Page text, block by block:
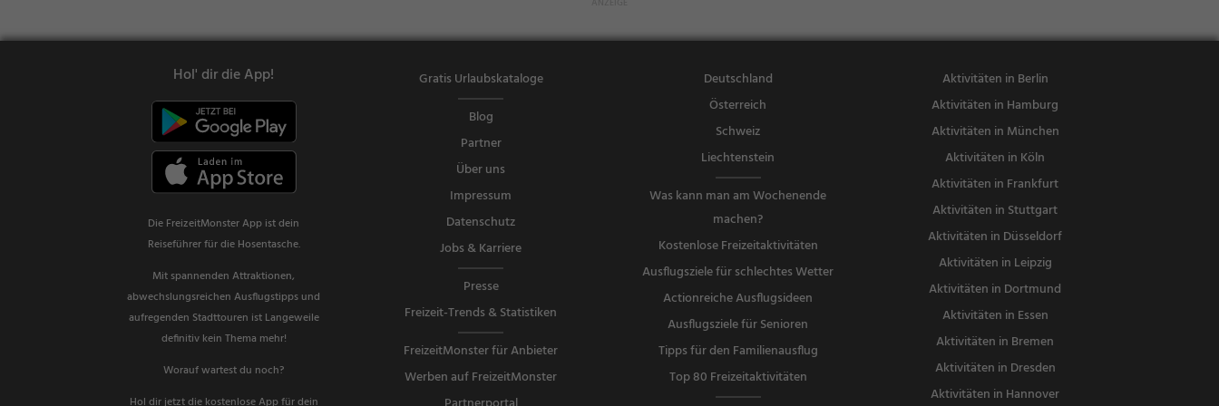
en, Abendess
Hol' dir die App!
Die FreizeitMonster App ist dein
Reiseführer für die Hosentasche.
Mit spannenden Attraktionen,
abwechslungsreichen Ausflugstipps und
aufregenden Stadttouren ist Langeweile
definitiv kein Thema mehr!
Worauf wartest du noch?
Hol dir jetzt die kostenlose App für dein
Gratis Urlaubskataloge
Blog
Partner
Über uns
Impressum
Datenschutz
Jobs & Karriere
Presse
Freizeit-Trends & Statistiken
FreizeitMonster für Anbieter
Werben auf FreizeitMonster
Deutschland
Österreich
Schweiz
Liechtenstein
Was kann man am Wochenende
machen?
Kostenlose Freizeitaktivitäten
Ausflugsziele für schlechtes Wetter
Actionreiche Ausflugsideen
Ausflugsziele für Senioren
Tipps für den Familienausflug
Top 80 Freizeitaktivitäten
Aktivitäten in Berlin
Aktivitäten in Hamburg
Aktivitäten in München
Aktivitäten in Köln
Aktivitäten in Frankfurt
Aktivitäten in Stuttgart
Aktivitäten in Düsseldorf
Aktivitäten in Leipzig
Aktivitäten in Dortmund
Aktivitäten in Essen
Aktivitäten in Bremen
Aktivitäten in Dresden
Aktivitäten in Hannover